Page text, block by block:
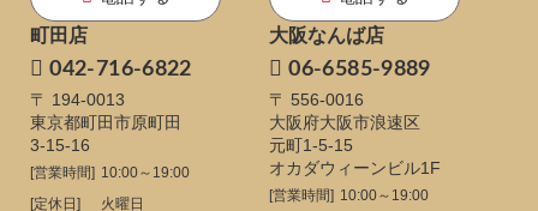
町田店
042-716-6822
〒 194-0013
東京都町田市原町田
3-15-16
[営業時間] 10:00～19:00
[定休日]
火曜日
大阪なんば店
06-6585-9889
〒 556-0016
大阪府大阪市浪速区
元町1-5-15
オカダウィーンビル1F
[営業時間] 10:00～19:00